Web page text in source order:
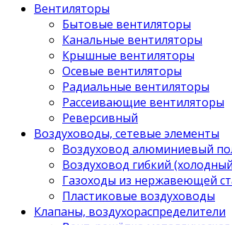
Вентиляторы
Бытовые вентиляторы
Канальные вентиляторы
Крышные вентиляторы
Осевые вентиляторы
Радиальные вентиляторы
Рассеивающие вентиляторы
Реверсивный
Воздуховоды, сетевые элементы
Воздуховод алюминиевый
Воздуховод гибкий
Газоходы из нержавеющей
Пластиковые воздуховоды
Клапаны, воздухораспределители